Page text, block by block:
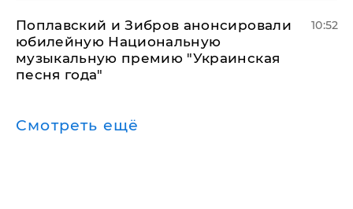
Поплавский и Зибров анонсировали
юбилейную Национальную
музыкальную премию "Украинская
песня года"
10:52
Смотреть ещё